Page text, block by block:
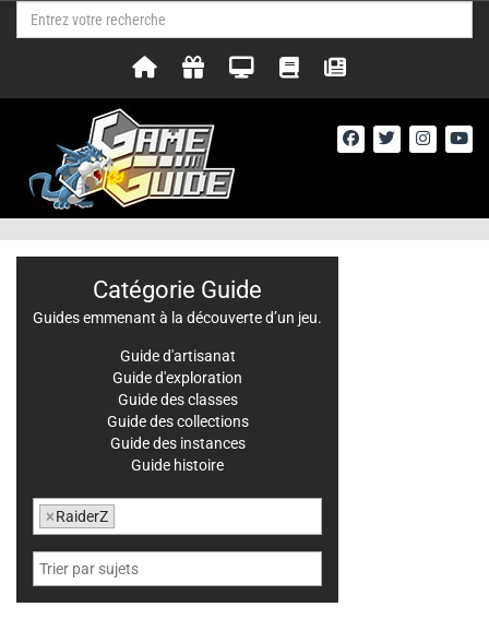
Catégorie Guide
Guides emmenant à la découverte d’un jeu.
Guide d'artisanat
Guide d'exploration
Guide des classes
Guide des collections
Guide des instances
Guide histoire
×RaiderZ